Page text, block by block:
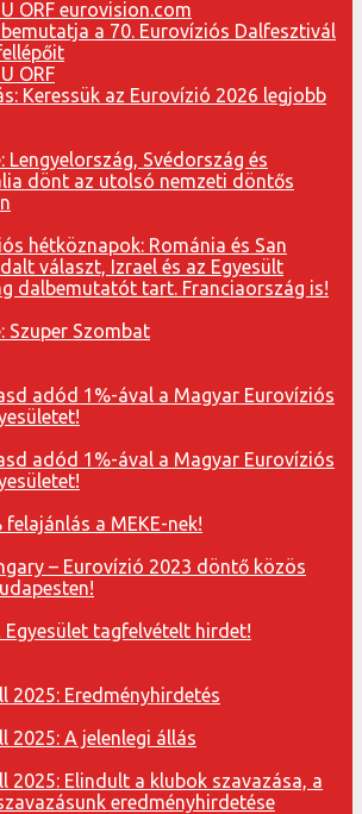
bemutatja a 70. Eurovíziós Dalfesztivál
Keressük az Eurovízió 2026 legjobb
Lengyelország, Svédország és
dönt az utolsó nemzeti döntős
hétköznapok: Románia és San
választ, Izrael és az Egyesült
dalbemutatót tart. Franciaország is!
Szuper Szombat
adód 1%-ával a Magyar Eurovíziós
adód 1%-ával a Magyar Eurovíziós
a MEKE-nek!
– Eurovízió 2023 döntő közös
Egyesület tagfelvételt hirdet!
2025: Eredményhirdetés
2025: A jelenlegi állás
2025: Elindult a klubok szavazása, a
eredményhirdetése